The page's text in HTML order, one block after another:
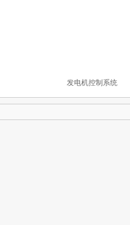
发电机控制系统